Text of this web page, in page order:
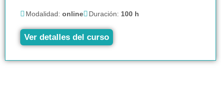
Modalidad: online Duración: 100 h
Ver detalles del curso